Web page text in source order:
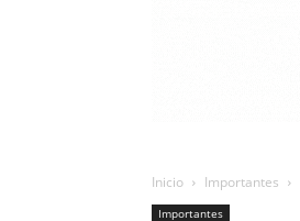
Inicio Importantes
Importantes